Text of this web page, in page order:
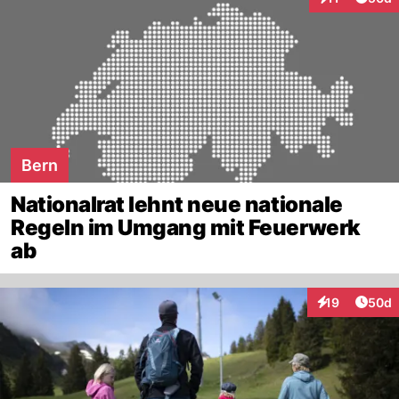
Interaktionen
Bern
Nationalrat lehnt neue nationale
Regeln im Umgang mit Feuerwerk
ab
19
Interaktionen
50d